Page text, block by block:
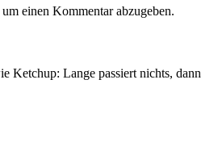
um einen Kommentar abzugeben.
Ketchup: Lange passiert nichts, dann